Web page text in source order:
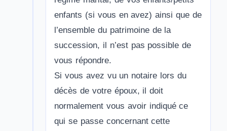
enfants (si vous en avez) ainsi que de
l’ensemble du patrimoine de la
succession, il n’est pas possible de
vous répondre.
Si vous avez vu un notaire lors du
décès de votre époux, il doit
normalement vous avoir indiqué ce
qui se passe concernant cette